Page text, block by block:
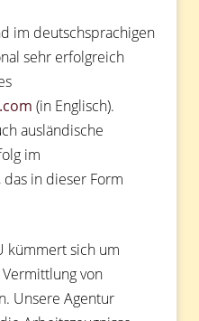
im deutschsprachigen
sehr erfolgreich
(in Englisch).
ausländische
im
in dieser Form
kümmert sich um
von
Unsere Agentur